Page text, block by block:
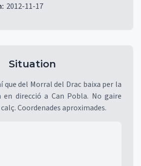
: 2012-11-17
Situation
del Morral del Drac baixa per la
en direcció a Can Pobla. No gaire
Coordenades aproximades.